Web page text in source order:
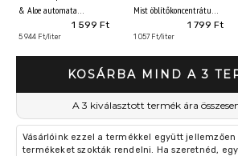
& Aloe automata
légfrissítő utántöltő 269
ml
1 599 Ft
5 944 Ft/liter
Mist öblítőkoncentrátum
74 mosás 1702 ml1 799 Ft
1 057 Ft/liter
KOSÁRBA MIND A 3
A 3 kiválasztott termék ára
Vásárlóink ezzel a termékkel együtt
termékeket szokták rendelni. Ha szeretnéd,